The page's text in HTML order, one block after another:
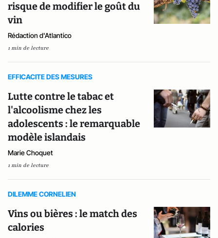
risque de modifier le goût du
vin
Rédaction d'Atlantico
1 min de lecture
EFFICACITE DES MESURES
Lutte contre le tabac et
l'alcoolisme chez les
adolescents : le remarquable
modèle islandais
Marie Choquet
1 min de lecture
DILEMME CORNELIEN
Vins ou bières : le match des
calories